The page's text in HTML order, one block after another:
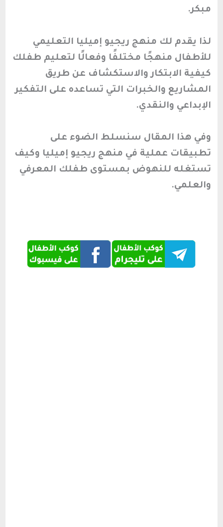
مبكر.
لذا يقدم لك منهج ريجيو إميليا التعليمي
للأطفال منهجًا مختلفًا وفعالًا لتعليم طفلك
كيفية الابتكار والاستكشاف عن طريق
المشاريع والخبرات التي تساعده على التفكير
الإبداعي والنقدي.
وفي هذا المقال سنسلط الضوء على
تطبيقات عملية في منهج ريجيو إميليا وكيف
تستغله للنهوض بمستوى طفلك المعرفي
والعلمي.